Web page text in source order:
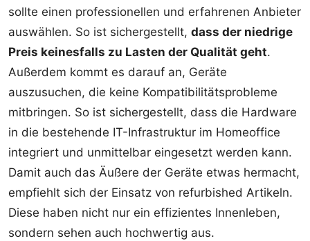
sollte einen professionellen und erfahrenen Anbieter
auswählen. So ist sichergestellt, dass der niedrige
Preis keinesfalls zu Lasten der Qualität geht.
Außerdem kommt es darauf an, Geräte
auszusuchen, die keine Kompatibilitätsprobleme
mitbringen. So ist sichergestellt, dass die Hardware
in die bestehende IT-Infrastruktur im Homeoffice
integriert und unmittelbar eingesetzt werden kann.
Damit auch das Äußere der Geräte etwas hermacht,
empfiehlt sich der Einsatz von refurbished Artikeln.
Diese haben nicht nur ein effizientes Innenleben,
sondern sehen auch hochwertig aus.